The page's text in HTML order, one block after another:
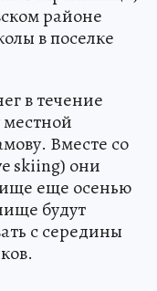
районе
в поселке
в течение
Вместе со
skiing) они
еще осенью
будут
с середины